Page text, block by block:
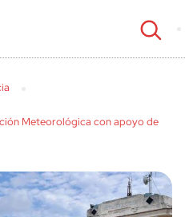
Meteorológica con apoyo de